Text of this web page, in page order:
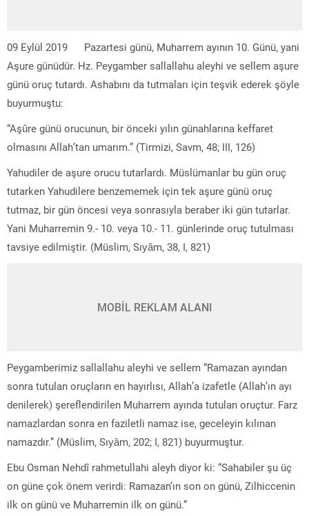
09 Eylül 2019 Pazartesi günü, Muharrem ayının 10. Günü, yani
Aşure günüdür. Hz. Peygamber sallallahu aleyhi ve sellem aşure
günü oruç tutardı. Ashabını da tutmaları için teşvik ederek şöyle
buyurmuştu:
“Aşûre günü orucunun, bir önceki yılın günahlarına keffaret
olmasını Allah’tan umarım.” (Tirmizi, Savm, 48; III, 126)
Yahudiler de aşure orucu tutarlardı. Müslümanlar bu gün oruç
tutarken Yahudilere benzememek için tek aşure günü oruç
tutmaz, bir gün öncesi veya sonrasıyla beraber iki gün tutarlar.
Yani Muharremin 9.- 10. veya 10.- 11. günlerinde oruç tutulması
tavsiye edilmiştir. (Müslim, Sıyâm, 38, I, 821)
MOBİL REKLAM ALANI
Peygamberimiz sallallahu aleyhi ve sellem “Ramazan ayından
sonra tutulan oruçların en hayırlısı, Allah’a izafetle (Allah’ın ayı
denilerek) şereflendirilen Muharrem ayında tutulan oruçtur. Farz
namazlardan sonra en faziletli namaz ise, geceleyin kılınan
namazdır.” (Müslim, Sıyâm, 202; I, 821) buyurmuştur.
Ebu Osman Nehdî rahmetullahi aleyh diyor ki: “Sahabiler şu üç
on güne çok önem verirdi: Ramazan’ın son on günü, Zilhiccenin
ilk on günü ve Muharremin ilk on günü.”